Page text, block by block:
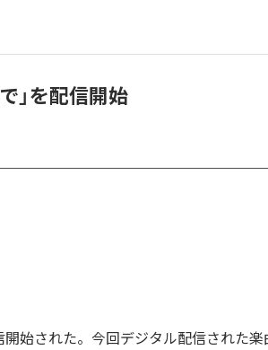
」を配信開始
開始された。今回デジタル配信された楽